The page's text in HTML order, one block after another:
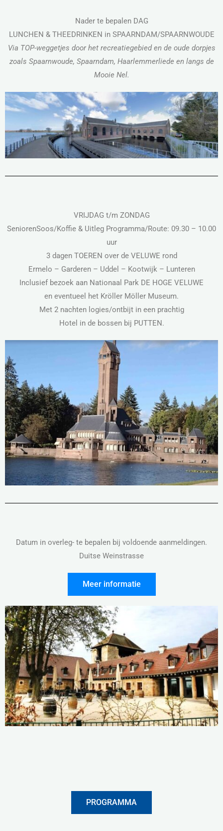
Nader te bepalen DAG
LUNCHEN & THEEDRINKEN in SPAARNDAM/SPAARNWOUDE
Via TOP-weggetjes door het recreatiegebied en de oude dorpjes
zoals Spaarnwoude, Spaarndam, Haarlemmerliede en langs de
Mooie Nel.
VRIJDAG t/m ZONDAG
SeniorenSoos/Koffie & Uitleg Programma/Route: 09.30 – 10.00
uur
3 dagen TOEREN over de VELUWE rond
Ermelo – Garderen – Uddel – Kootwijk – Lunteren
Inclusief bezoek aan Nationaal Park DE HOGE VELUWE
en eventueel het Kröller Möller Museum.
Met 2 nachten logies/ontbijt in een prachtig
Hotel in de bossen bij PUTTEN.
Datum in overleg- te bepalen bij voldoende aanmeldingen.
Duitse Weinstrasse
Meer informatie
PROGRAMMA